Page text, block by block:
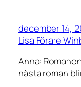
december 14,
Lisa Förare
Anna:
nästa roman